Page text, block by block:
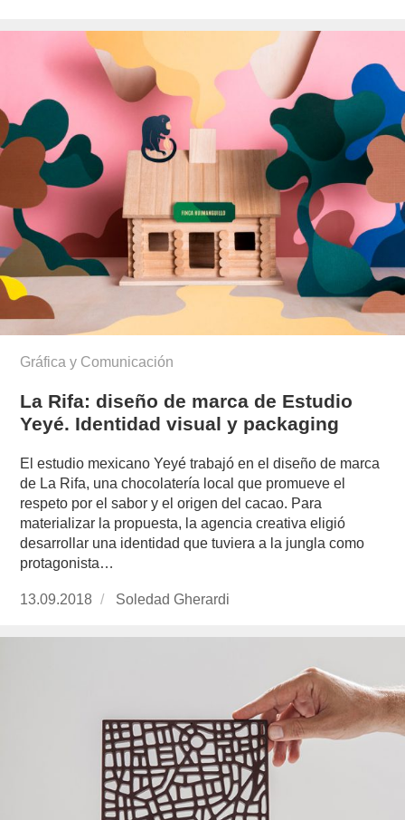
Gráfica y Comunicación
La Rifa: diseño de marca de Estudio
Yeyé. Identidad visual y packaging
El estudio mexicano Yeyé trabajó en el diseño de marca
de La Rifa, una chocolatería local que promueve el
respeto por el sabor y el origen del cacao. Para
materializar la propuesta, la agencia creativa eligió
desarrollar una identidad que tuviera a la jungla como
protagonista…
Publicado
13.09.2018
https://www.experimenta.es/author/soledad-
Soledad Gherardi